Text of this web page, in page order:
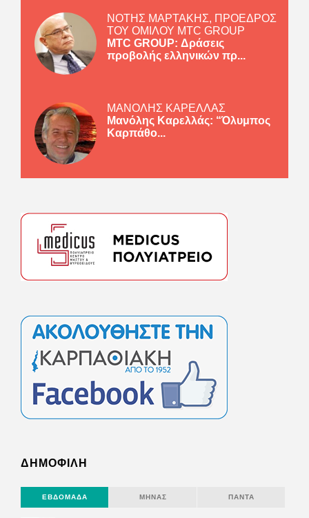
ΝΟΤΗΣ ΜΑΡΤΑΚΗΣ, ΠΡΟΕΔΡΟΣ
ΤΟΥ ΟΜΙΛΟΥ MTC GROUP
MTC GROUP: Δράσεις
προβολής ελληνικών πρ...
ΜΑΝΟΛΗΣ ΚΑΡΕΛΛΑΣ
Μανόλης Καρελλάς: “Όλυμπος
Καρπάθο...
ΔΗΜΟΦΙΛΗ
ΕΒΔΟΜΆΔΑ ΜΉΝΑΣ ΠΆΝΤΑ